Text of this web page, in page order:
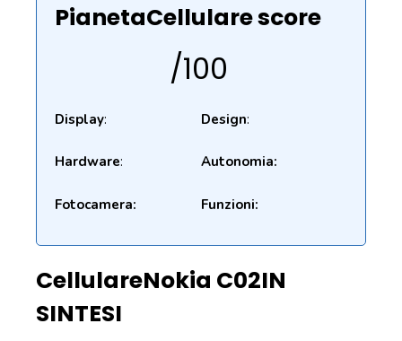
PianetaCellulare score
/100
Display: Design:
Hardware: Autonomia:
Fotocamera: Funzioni:
CellulareNokia C02IN
SINTESI